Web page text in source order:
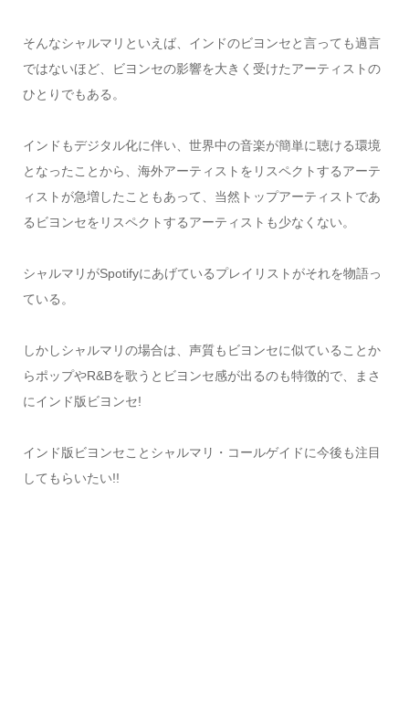
そんなシャルマリといえば、インドのビヨンセと言っても過言
ではないほど、ビヨンセの影響を大きく受けたアーティストの
ひとりでもある。
インドもデジタル化に伴い、世界中の音楽が簡単に聴ける環境
となったことから、海外アーティストをリスペクトするアーテ
ィストが急増したこともあって、当然トップアーティストであ
るビヨンセをリスペクトするアーティストも少なくない。
シャルマリがSpotifyにあげているプレイリストがそれを物語っ
ている。
しかしシャルマリの場合は、声質もビヨンセに似ていることか
らポップやR&Bを歌うとビヨンセ感が出るのも特徴的で、まさ
にインド版ビヨンセ!
インド版ビヨンセことシャルマリ・コールゲイドに今後も注目
してもらいたい!!